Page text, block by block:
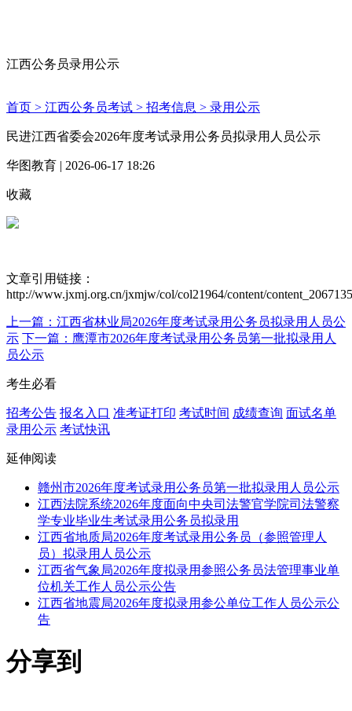
江西公务员录用公示
首页 > 江西公务员考试 > 招考信息 > 录用公示
民进江西省委会2026年度考试录用公务员拟录用人员公示
华图教育 | 2026-06-17 18:26
收藏
文章引用链接：
http://www.jxmj.org.cn/jxmjw/col/col21964/content/
上一篇：江西省林业局2026年度考试录用公务员拟录用人员公
示 下一篇：鹰潭市2026年度考试录用公务员第一批拟录用人
员公示
考生必看
招考公告 报名入口 准考证打印 考试时间 成绩查询 面试名单
录用公示 考试快讯
延伸阅读
赣州市2026年度考试录用公务员第一批拟录用人员公示
江西法院系统2026年度面向中央司法警官学院司法警察
学专业毕业生考试录用公务员拟录用
江西省地质局2026年度考试录用公务员（参照管理人
员）拟录用人员公示
江西省气象局2026年度拟录用参照公务员法管理事业单
位机关工作人员公示公告
江西省地震局2026年度拟录用参公单位工作人员公示公
告
分享到